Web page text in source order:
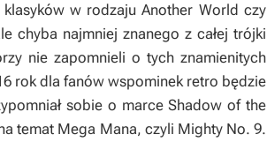
klasyków w rodzajuAnother World czy
najmniej znanego z całej trójki
nie zapomnieli o tych znamienitych
rok dla fanów wspominek retro będzie
sobie o marceShadow of the
temat Mega Mana, czyli Mighty No. 9.